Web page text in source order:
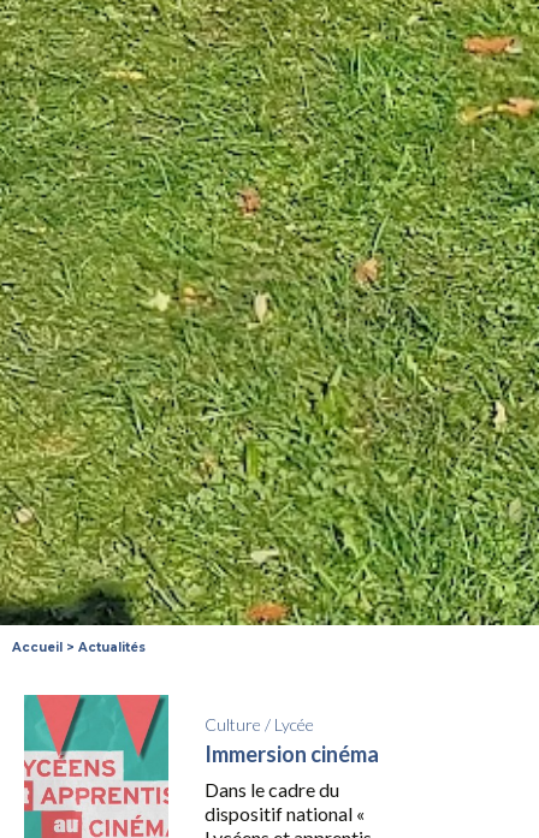
Accueil > Actualités
Culture / Lycée
Immersion cinéma
Dans le cadre du
dispositif national «